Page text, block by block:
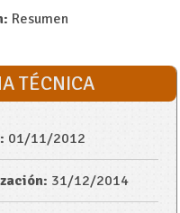
Resumen
TÉCNICA
01/11/2012
31/12/2014